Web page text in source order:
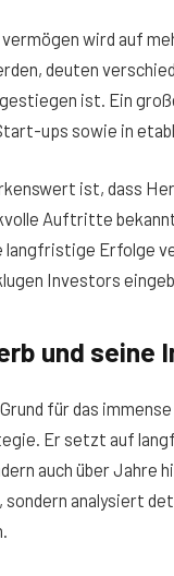
vermögen wird auf
deuten
ist. Ein
ups sowie in
ist, dass
Auftritte
Erfolge
Investors
und
für das
Er setzt auf
auch über Jahre
sondern analysiert